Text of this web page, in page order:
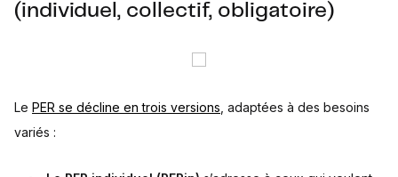
(individuel, collectif, obligatoire)
Le PER se décline en trois versions , adaptées à des besoins
variés :